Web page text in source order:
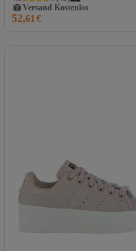
Versand Kostenlos
Gratis Versand
52,61 €